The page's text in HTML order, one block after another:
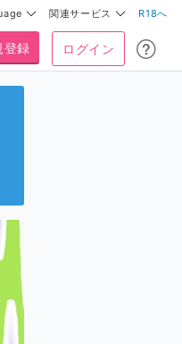
関連サービス R18へ
登録 ログイン